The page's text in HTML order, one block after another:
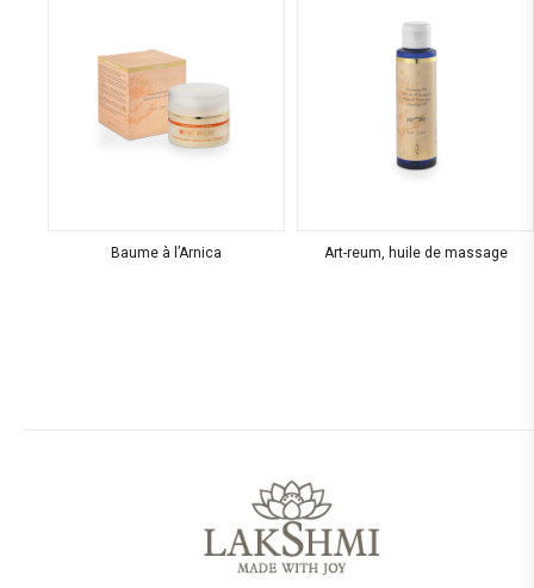
Baume à l’Arnica Art-reum, huile de massage